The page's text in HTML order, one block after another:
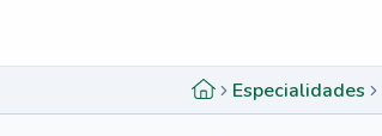
Especialidades